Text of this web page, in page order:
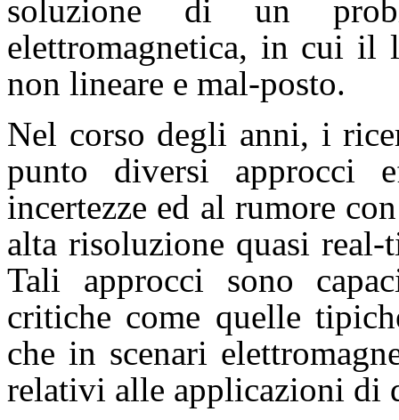
soluzione di un
elettromagnetica, in cui il
non lineare e mal-posto.
Nel corso degli anni, i
punto diversi approcci
incertezze ed al rumore
alta risoluzione quasi
Tali approcci sono
critiche come quelle
che in scenari
relativi alle applicazioni di